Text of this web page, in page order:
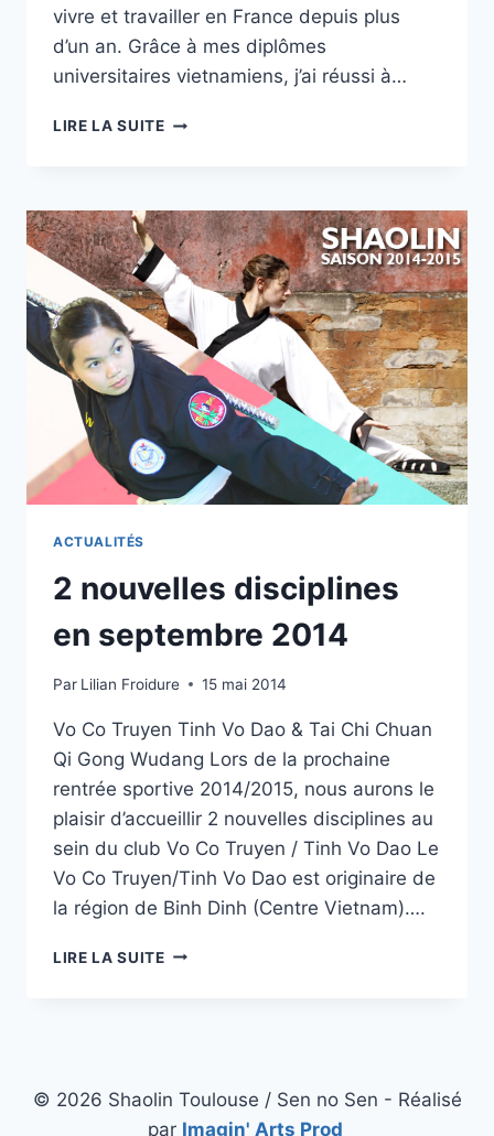
vivre et travailler en France depuis plus
d’un an. Grâce à mes diplômes
universitaires vietnamiens, j’ai réussi à…
LIRE LA SUITETÉMOIGNAGE
THUY
–
ARTS
MARTIAUX
VIETNAMIENS-
VIET
VO
DAO
VO
CO
TRUYEN
ACTUALITÉS
2 nouvelles disciplines
en septembre 2014
Par Lilian Froidure 15 mai 2014
Vo Co Truyen Tinh Vo Dao & Tai Chi Chuan
Qi Gong Wudang Lors de la prochaine
rentrée sportive 2014/2015, nous aurons le
plaisir d’accueillir 2 nouvelles disciplines au
sein du club Vo Co Truyen / Tinh Vo Dao Le
Vo Co Truyen/Tinh Vo Dao est originaire de
la région de Binh Dinh (Centre Vietnam)….
LIRE LA SUITE2
© 2026 Shaolin Toulouse / Sen no Sen - Réalisé
par Imagin' Arts Prod